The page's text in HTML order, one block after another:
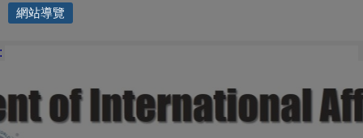
網站導覽